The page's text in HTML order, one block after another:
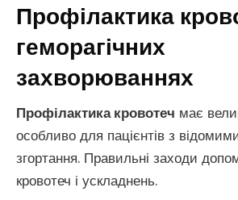
Профілактика
геморагічних
захворюваннях
Профілактика кровотеч має
особливо для пацієнтів з
згортання. Правильні заходи
кровотеч і ускладнень.